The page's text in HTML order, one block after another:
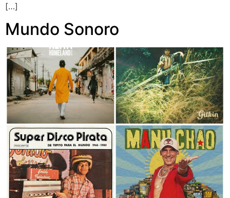
[…]
Mundo Sonoro